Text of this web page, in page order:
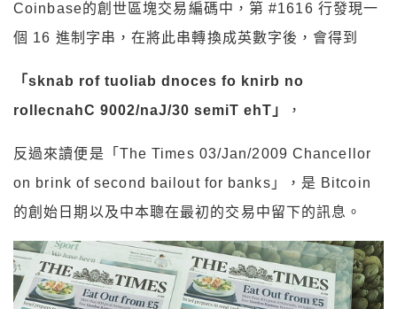
Coinbase的創世區塊交易編碼中，第 #1616 行發現一
個 16 進制字串，在將此串轉換成英數字後，會得到
「sknab rof tuoliab dnoces fo knirb no
rollecnahC 9002/naJ/30 semiT ehT」
，
反過來讀便是「The Times 03/Jan/2009 Chancellor
on brink of second bailout for banks」，是 Bitcoin
的創始日期以及中本聰在最初的交易中留下的訊息。